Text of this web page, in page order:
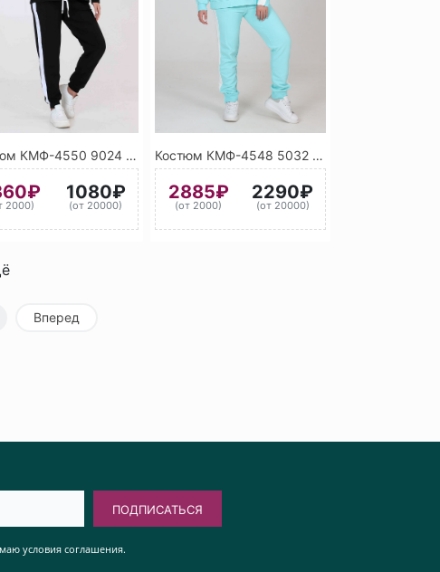
Костюм КМФ-4550 9024 (Черный)
2000)
1080₽
(от 20000)
Костюм КМФ-4548 5032 (Мятный) А
2885₽
(от 2000)
2290₽
(от 20000)
Вперед
ПОДПИСАТЬСЯ
условия соглашения.